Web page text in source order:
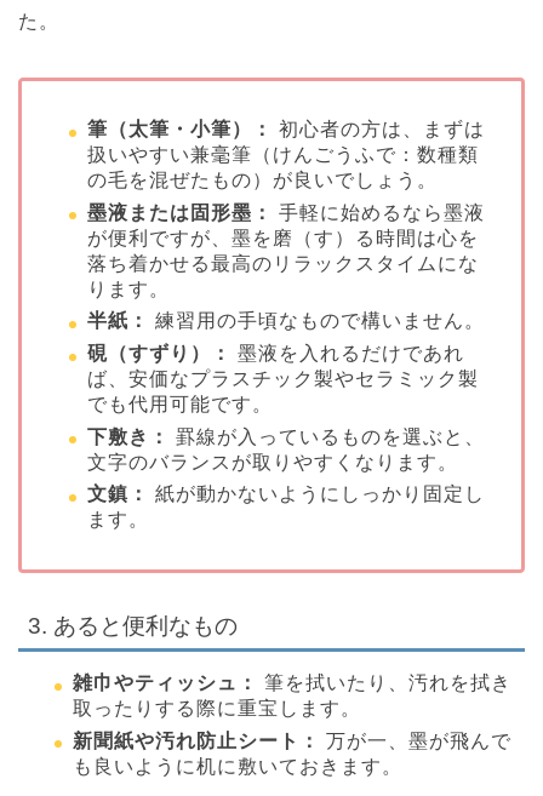
た。
筆（太筆・小筆）：
初心者の方は、まずは
扱いやすい兼毫筆（けんごうふで：数種類
の毛を混ぜたもの）が良いでしょう。
墨液または固形墨：
手軽に始めるなら墨液
が便利ですが、墨を磨（す）る時間は心を
落ち着かせる最高のリラックスタイムにな
ります。
半紙：
練習用の手頃なもので構いません。
硯（すずり）：
墨液を入れるだけであれ
ば、安価なプラスチック製やセラミック製
でも代用可能です。
下敷き：
罫線が入っているものを選ぶと、
文字のバランスが取りやすくなります。
文鎮：
紙が動かないようにしっかり固定し
ます。
3. あると便利なもの
雑巾やティッシュ：
筆を拭いたり、汚れを拭き
取ったりする際に重宝します。
新聞紙や汚れ防止シート：
万が一、墨が飛んで
も良いように机に敷いておきます。